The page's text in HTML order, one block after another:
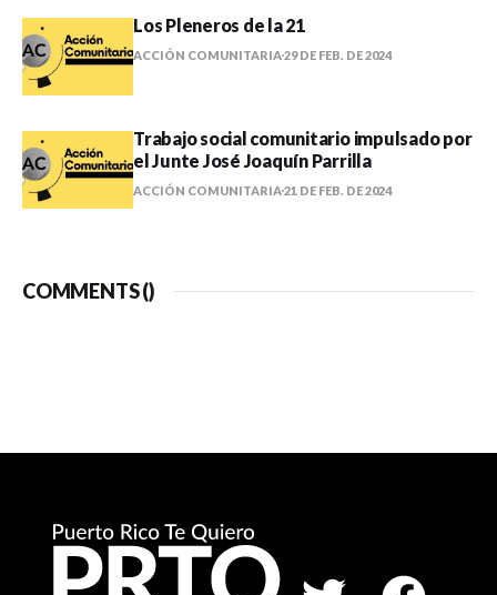
Los Pleneros de la 21
ACCIÓN COMUNITARIA29 DE FEB. DE 2024
Trabajo social comunitario impulsado por
el Junte José Joaquín Parrilla
ACCIÓN COMUNITARIA21 DE FEB. DE 2024
COMMENTS ()